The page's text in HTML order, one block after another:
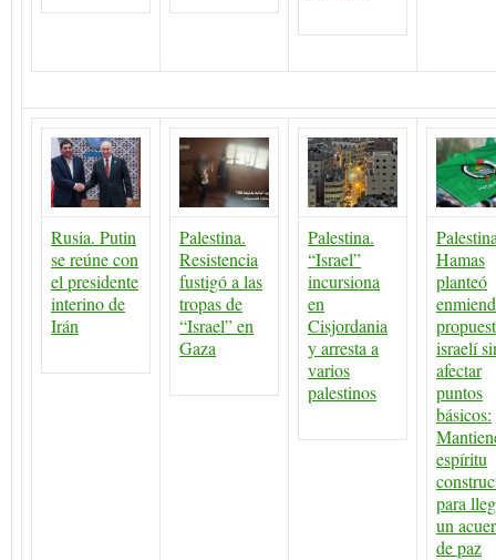
Rusia. Putin
se reúne con
el presidente
interino de
Irán
Palestina.
Resistencia
fustigó a las
tropas de
“Israel” en
Gaza
Palestina.
“Israel”
incursiona
en
Cisjordania
y arresta a
varios
palestinos
Hamas
planteó
israelí
afectar
puntos
básicos:
espíritu
para
un
de paz